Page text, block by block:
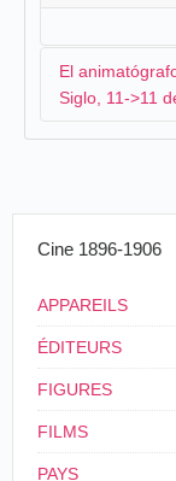
El
Siglo, 11->11
fotografiar uma
se, para o
animatógrafo, o
A Voz pública
A primeros de
Cine 1896-1906
APPAREILS
ÉDITEURS
FIGURES
FILMS
PAYS